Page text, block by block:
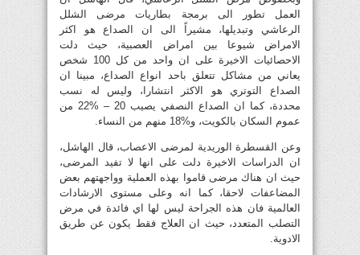
العمل تطور الى برمجة بطاريات مرضى الشلل
الرعاشي وتبديلها، مشيراً الى ان الصداع هو اكثر
الامراض شيوعا بين امراض العصبية، حيث دلت
الاحصائيات الاخيرة على ان واحد من كل 100 شخص
يعاني من مشاكل تتعلق باحد انواع الصداع، مبينا ان
الصداع التوتري هو الاكثر انتشارا، وليس له نسب
محددة، كما ان الصداع النصفي يصيب 20 – %22 من
عموم السكان بالكويت، و%18 منهم من النساء.
وعن القسطرة الوريدية لمرضى الاعصاب، قال الهاشل،
ان الدراسات الاخيرة دلت على انها لا تفيد المرضى،
حيث ان هناك مرضى قاموا بهذه العملية وواجهتهم بعض
المضاعفات لاحقا، كما انه وعلى مستوى الارشادات
العالمية فان هذه الجراحة ليس لها اي فائدة في مرض
التصلب المتعدد، حيث ان العلاج فقط يكون عن طريق
الادوية.